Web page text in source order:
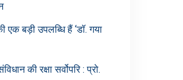
एक बड़ी उपलब्धि हैं ‘डॉ. गया
की रक्षा सर्वोपरि : प्रो.